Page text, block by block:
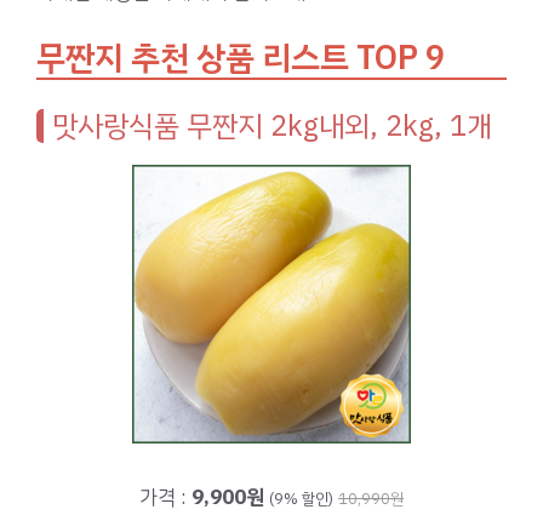
무짠지 추천 상품 리스트 TOP 9
맛사랑식품 무짠지 2kg내외, 2kg, 1개
가격 : 9,900원 (9% 할인) 10,990원